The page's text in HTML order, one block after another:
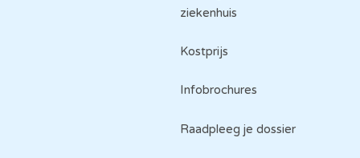
ziekenhuis
Kostprijs
Infobrochures
Raadpleeg je dossier